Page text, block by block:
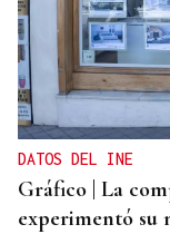
DATOS DEL INE
Gráfico | La
experimentó su